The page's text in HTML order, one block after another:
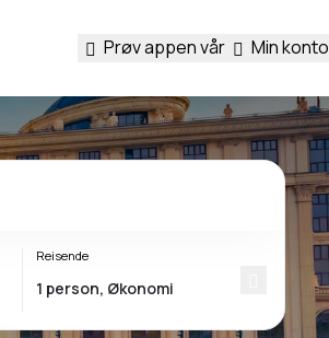
Prøv appen vår Min konto
Reisende